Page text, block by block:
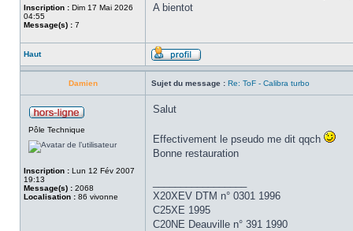
Inscription : Dim 17 Mai 2026
04:55
Message(s) : 7
A bientot
Haut
Damien Sujet du message : Re: ToF - Calibra turbo
Pôle Technique
Inscription : Lun 12 Fév 2007
19:13
Message(s) : 2068
Localisation : 86 vivonne
Salut
Effectivement le pseudo me dit qqch
Bonne restauration
X20XEV DTM n° 0301 1996
C25XE 1995
C20NE Deauville n° 391 1990